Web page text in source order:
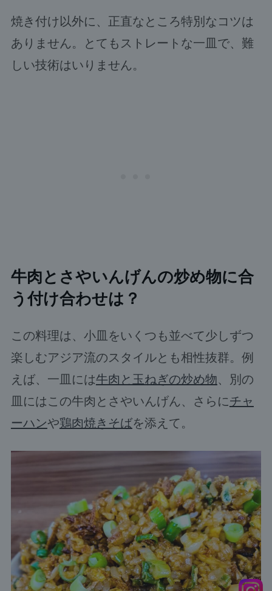
焼き付け以外に、正直なところ特別なコツは
ありません。とてもストレートな一皿で、難
しい技術はいりません。
牛肉とさやいんげんの炒め物に合
う付け合わせは？
この料理は、小皿をいくつも並べて少しずつ
楽しむアジア流のスタイルとも相性抜群。例
えば、一皿には牛肉と玉ねぎの炒め物、別の
皿にはこの牛肉とさやいんげん、さらにチャ
ーハンや鶏肉焼きそばを添えて。